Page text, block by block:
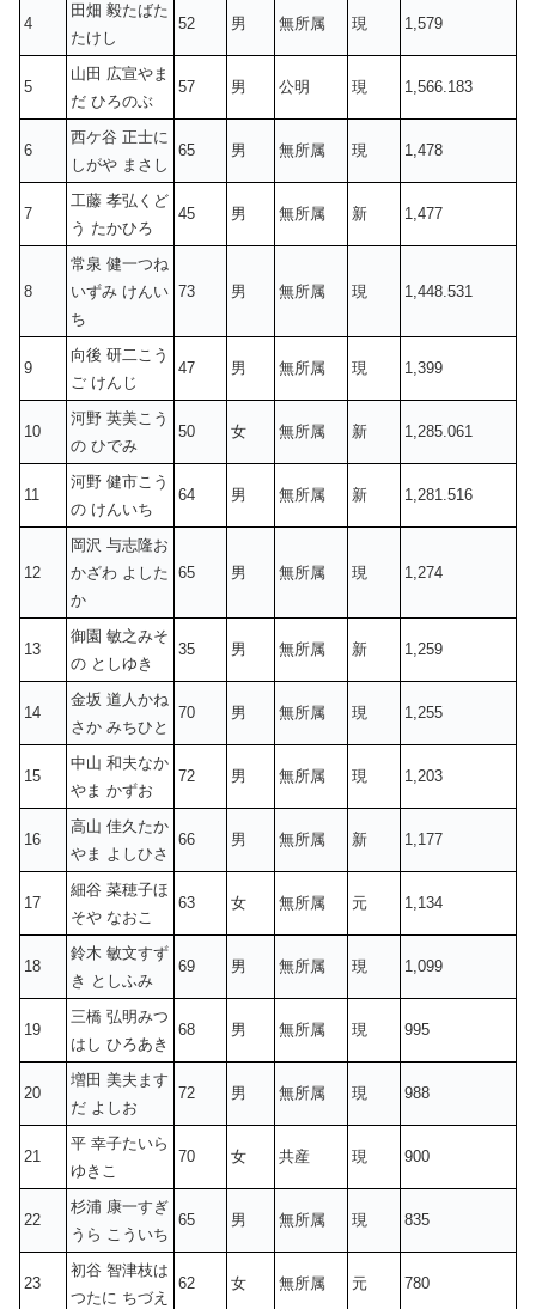
4
田畑 毅たばた
たけし
52 男 無所属 現 1,579
5
山田 広宣やま
だ ひろのぶ
57 男 公明 現 1,566.183
6
西ケ谷 正士に
しがや まさし
65 男 無所属 現 1,478
7
工藤 孝弘くど
う たかひろ
45 男 無所属 新 1,477
8
常泉 健一つね
いずみ けんい
ち
73 男 無所属 現 1,448.531
9
向後 研二こう
ご けんじ
47 男 無所属 現 1,399
10
河野 英美こう
の ひでみ
50 女 無所属 新 1,285.061
11
河野 健市こう
の けんいち
64 男 無所属 新 1,281.516
12
岡沢 与志隆お
かざわ よした
か
65 男 無所属 現 1,274
13
御園 敏之みそ
の としゆき
35 男 無所属 新 1,259
14
金坂 道人かね
さか みちひと
70 男 無所属 現 1,255
15
中山 和夫なか
やま かずお
72 男 無所属 現 1,203
16
高山 佳久たか
やま よしひさ
66 男 無所属 新 1,177
17
細谷 菜穂子ほ
そや なおこ
63 女 無所属 元 1,134
18
鈴木 敏文すず
き としふみ
69 男 無所属 現 1,099
19
三橋 弘明みつ
はし ひろあき
68 男 無所属 現 995
20
増田 美夫ます
だ よしお
72 男 無所属 現 988
21
平 幸子たいら
ゆきこ
70 女 共産 現 900
22
杉浦 康一すぎ
うら こういち
65 男 無所属 現 835
23
初谷 智津枝は
つたに ちづえ
62 女 無所属 元 780